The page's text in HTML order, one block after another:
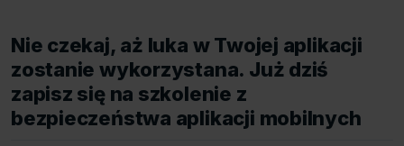
Nie czekaj, aż luka w Twojej aplikacji
zostanie wykorzystana. Już dziś
zapisz się na szkolenie z
bezpieczeństwa aplikacji mobilnych